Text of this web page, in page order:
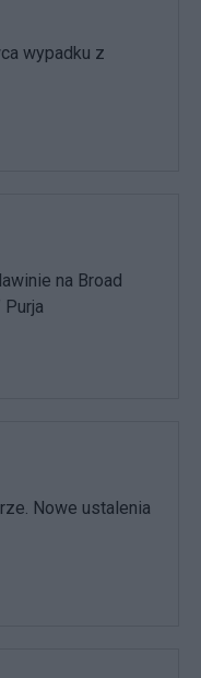
wypadku z
na Broad
Nowe ustalenia